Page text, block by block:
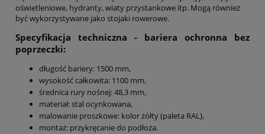
oświetleniowe, hydranty, wiaty przystankowe itp. Mogą również
być wykorzystywane jako stojaki rowerowe.
Specyfikacja techniczna - bariera ochronna bez
poprzeczki:
długość bariery: 1500 mm,
wysokość całkowita: 1100 mm,
średnica rury nośnej:48,3 mm,
materiał: stal ocynkowana,
malowanie proszkowe: kolor żółty (paleta RAL),
montaż: przykręcanie do podłoża.